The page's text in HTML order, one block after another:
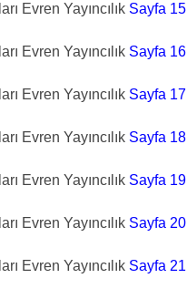
Evren Yayıncılık Sayfa 15
Evren Yayıncılık Sayfa 16
Evren Yayıncılık Sayfa 17
Evren Yayıncılık Sayfa 18
Evren Yayıncılık Sayfa 19
Evren Yayıncılık Sayfa 20
Evren Yayıncılık Sayfa 21